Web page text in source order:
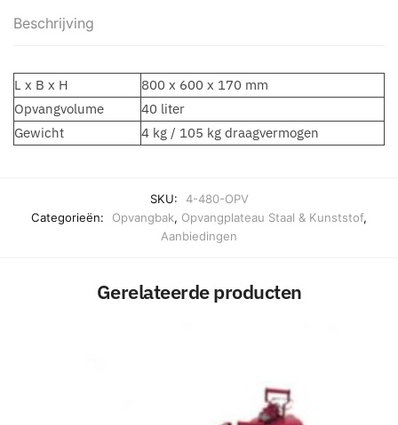
Beschrijving
L x B x H
800 x 600 x 170 mm
Opvangvolume
40 liter
Gewicht
4 kg / 105 kg draagvermogen
SKU:
4-480-OPV
Categorieën:
Opvangbak, Opvangplateau Staal & Kunststof,
Aanbiedingen
Gerelateerde producten